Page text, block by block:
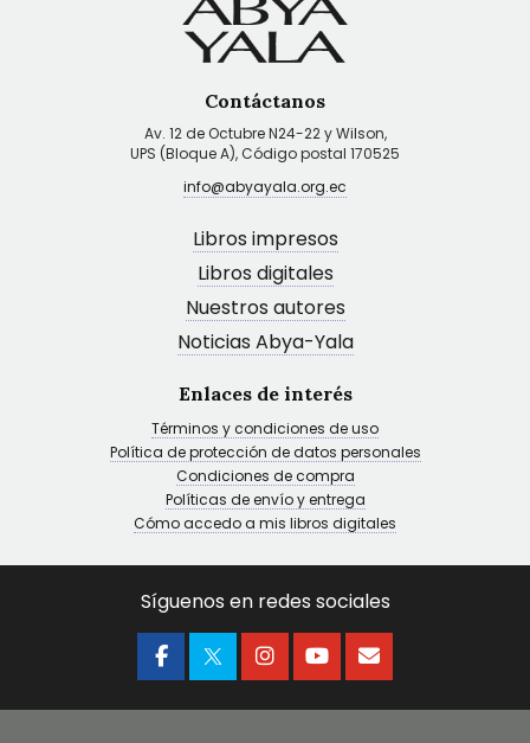
Contáctanos
Av. 12 de Octubre N24-22 y Wilson,
UPS (Bloque A), Código postal 170525
info@abyayala.org.ec
Libros impresos
Libros digitales
Nuestros autores
Noticias Abya-Yala
Enlaces de interés
Términos y condiciones de uso
Política de protección de datos personales
Condiciones de compra
Políticas de envío y entrega
Cómo accedo a mis libros digitales
Síguenos en redes sociales